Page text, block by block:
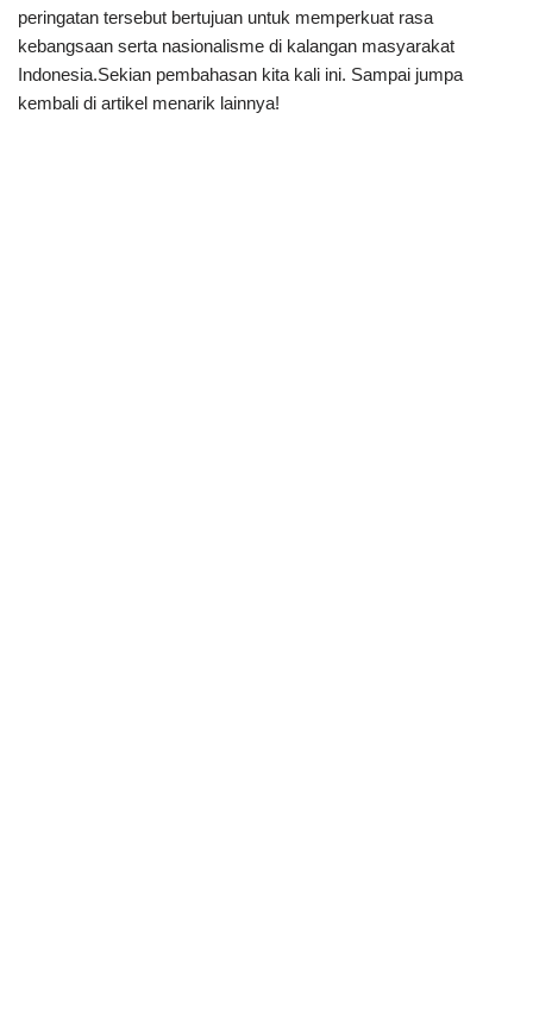
peringatan tersebut bertujuan untuk memperkuat rasa
kebangsaan serta nasionalisme di kalangan masyarakat
Indonesia.Sekian pembahasan kita kali ini. Sampai jumpa
kembali di artikel menarik lainnya!